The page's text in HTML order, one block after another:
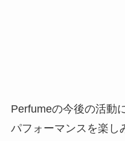
Perfumeの今後の活動
パフォーマンスを楽し